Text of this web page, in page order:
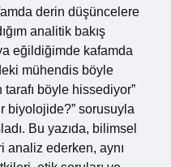
derin düşüncelere
analitik bakış
eğildiğimde kafamda
mühendis böyle
böyle hissediyor”
biyolojide?” sorusuyla
Bu yazıda, bilimsel
analiz ederken, aynı